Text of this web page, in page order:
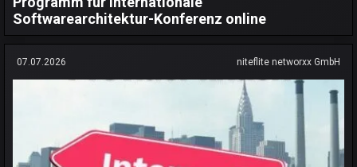
Softwarearchitektur-Konferenz online
07.07.2026 niteflite networxx GmbH